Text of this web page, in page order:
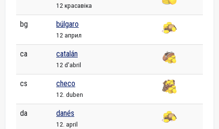
12 красавіка
bg búlgaro
12 април
ca catalán
12 d'abril
cs checo
12. duben
da danés
12. april